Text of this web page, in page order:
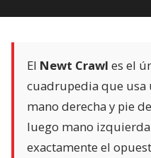
El Newt Crawl es el
cuadrupedia que usa
mano derecha y pie
luego mano
exactamente el